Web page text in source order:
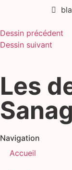
Dessin précédent
Dessin suivant
Les
Navigation
Accueil